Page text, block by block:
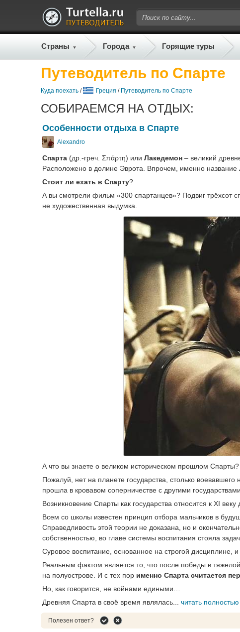
Страны Города Горящие туры
Путеводитель по Спарте
Куда поехать / Греция / Путеводитель по Спарте
СОБИРАЕМСЯ НА ОТДЫХ:
Особенности отдыха в Спарте
Alexandro
Спарта (др.-греч. Σπάρτη) или Лакедемон – великий
Расположено в долине Эврота. Впрочем, именно
Стоит ли ехать в Спарту?
А вы смотрели фильм «300 спартанцев»? Подвиг трёхсот
не художественная выдумка.
А что вы знаете о великом историческом прошлом Спарты?
Пожалуй, нет на планете государства, столько
прошла в кровавом соперничестве с другими
Возникновение Спарты как государства относится к XI веку
Всем со школы известен принцип отбора мальчиков в
Справедливость этой теории не доказана, но и
собственностью, во главе системы воспитания стояла
Суровое воспитание, основанное на строгой дисциплине, и
Реальным фактом является то, что после победы в
на полуострове. И с тех пор именно Спарта считается
Но, как говорится, не войнами едиными…
Древняя Спарта в своё время являлась... читать полностью
Полезен ответ?